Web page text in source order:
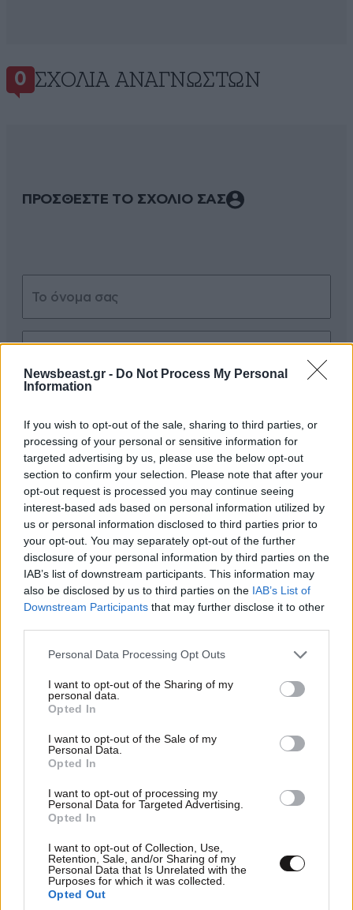
Newsbeast.gr - Do Not Process My Personal
Information
If you wish to opt-out of the sale, sharing to third parties, or
processing of your personal or sensitive information for
targeted advertising by us, please use the below opt-out
section to confirm your selection. Please note that after your
opt-out request is processed you may continue seeing
interest-based ads based on personal information utilized by
us or personal information disclosed to third parties prior to
your opt-out. You may separately opt-out of the further
disclosure of your personal information by third parties on the
IAB’s list of downstream participants. This information may
also be disclosed by us to third parties on the IAB’s List of
Downstream Participants that may further disclose it to other
Please note that this website/app uses one or more Google
not limited to your visit or usage behaviour. You may click to
grant or deny consent to Google and its third-party tags to
use your data for below specified purposes in below Google
consent section.
Personal Data Processing Opt Outs
I want to opt-out of the Sharing of my
personal data.
Opted In
I want to opt-out of the Sale of my
Personal Data.
Opted In
I want to opt-out of processing my
Personal Data for Targeted Advertising.
Opted In
I want to opt-out of Collection, Use,
Retention, Sale, and/or Sharing of my
Personal Data that Is Unrelated with the
Purposes for which it was collected.
Opted Out
0 ΣΧΌΛΙΑ ΑΝΑΓΝΩΣΤΏΝ
ΠΡΟΣΘΕΣΤΕ ΤΟ ΣΧΟΛΙΟ ΣΑΣ
Xαρακτήρες: 0/1000
Διαβάστε και ακολουθήστε τους κανόνες σχολιασμού
ΠΡΟΣΘΗΚΗ
TRENDING
ΟΙΚΟΝΟΜΙΑ08·08·2026 13:03
Ποιοι φορολογούμενοι θα λάβουν email ή
τηλεφώνημα από την ΑΑΔΕ για φορολογικές
εκκρεμότητες